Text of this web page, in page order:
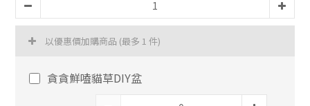
以優惠價加購商品 (最多 1 件)
貪貪鮮嗑貓草DIY盆